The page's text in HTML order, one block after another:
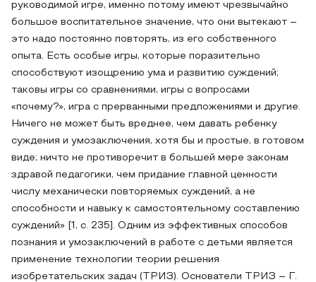
руководимой игре, именно потому имеют чрезвычайно
большое воспитательное значение, что они вытекают –
это надо постоянно повторять, из его собственного
опыта. Есть особые игры, которые поразительно
способствуют изощрению ума и развитию суждений;
таковы игры со сравнениями, игры с вопросами
«почему?», игра с прерванными предложениями и другие.
Ничего не может быть вреднее, чем давать ребенку
суждения и умозаключения, хотя бы и простые, в готовом
виде; ничто не противоречит в большей мере законам
здравой педагогики, чем придание главной ценности
числу механически повторяемых суждений, а не
способности и навыку к самостоятельному составлению
суждений» [1, с. 235]. Одним из эффективных способов
познания и умозаключений в работе с детьми является
применение технологии теории решения
изобретательских задач (ТРИЗ). Основатели ТРИЗ – Г.